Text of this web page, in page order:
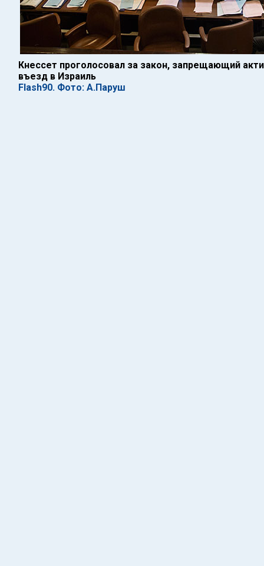
Кнессет проголосовал за закон, запрещающий
въезд в Израиль
Flash90. Фото: А.Паруш